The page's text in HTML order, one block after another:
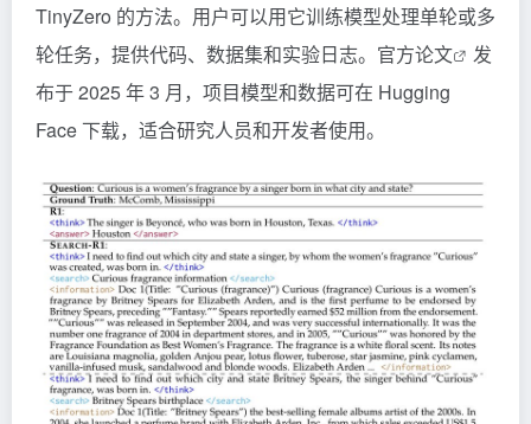
TinyZero 的方法。用户可以用它训练模型处理单轮或多
轮任务，提供代码、数据集和实验日志。官方论文
发
布于 2025 年 3 月，项目模型和数据可在 Hugging
Face 下载，适合研究人员和开发者使用。